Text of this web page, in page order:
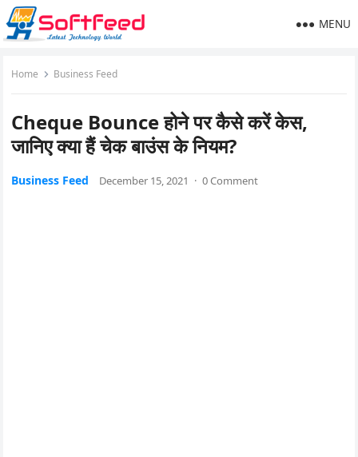
MENU
Home Business Feed
Cheque Bounce होने पर कैसे करें केस,
जानिए क्या हैं चेक बाउंस के नियम?
Business Feed December 15, 2021 · 0 Comment